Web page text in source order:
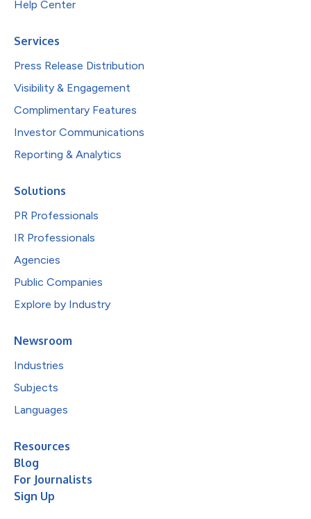
Help Center
Services
Press Release Distribution
Visibility & Engagement
Complimentary Features
Investor Communications
Reporting & Analytics
Solutions
PR Professionals
IR Professionals
Agencies
Public Companies
Explore by Industry
Newsroom
Industries
Subjects
Languages
Resources
Blog
For Journalists
Sign Up